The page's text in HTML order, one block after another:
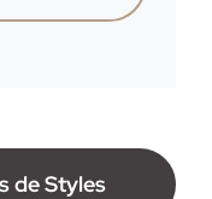
de Styles